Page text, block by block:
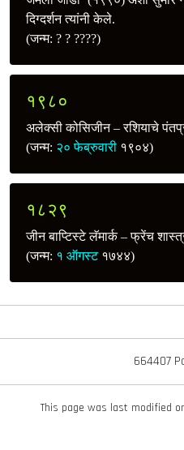
दिग्दर्शन त्यांनी केले.
(जन्म: ? ? ????)
१९८०
अलेक्सी कोसिजीन – रशियाचे
(जन्म: २० फेब्रुवारी १९०४)
१८२९
जीन बाप्टिस्टे लॅमार्क – फ्रेंच
(जन्म: १ ऑगस्ट१७४४)
664407
This page was last modified